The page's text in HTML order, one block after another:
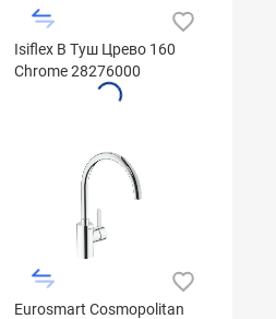
Isiflex B Туш Црево 160
Chrome 28276000
Eurosmart Cosmopolitan